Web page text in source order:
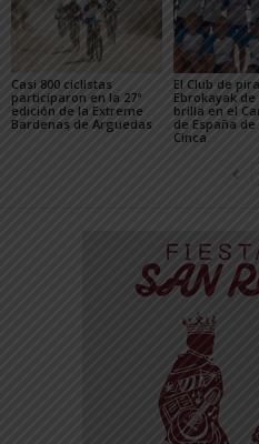
Casi 800 ciclistas
participaron en la 27ª
edición de la Extreme
Bardenas de Arguedas
El Club de
Ebrokayak
brilla en el
de España de
Cinca